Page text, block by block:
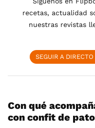
recetas, actualidad
nuestras revistas
SEGUIR A
Con qué
con confit de pato